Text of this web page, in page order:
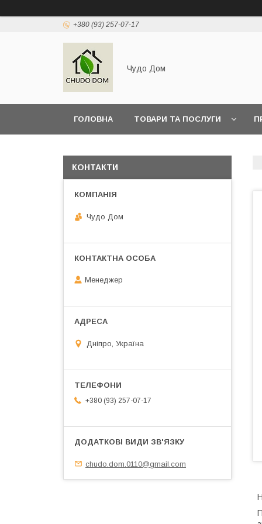
+380 (93) 257-07-17
Чудо Дом
ГОЛОВНА ТОВАРИ ТА ПОСЛУГИ
КОНТАКТИ
Чудо Дом
Менеджер
Дніпро, Україна
+380 (93) 257-07-17
chudo.dom.0110@gmail.com